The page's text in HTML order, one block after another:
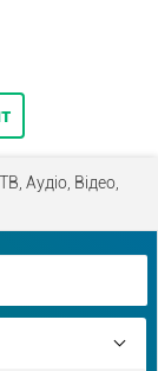
Аудіо, Відео,